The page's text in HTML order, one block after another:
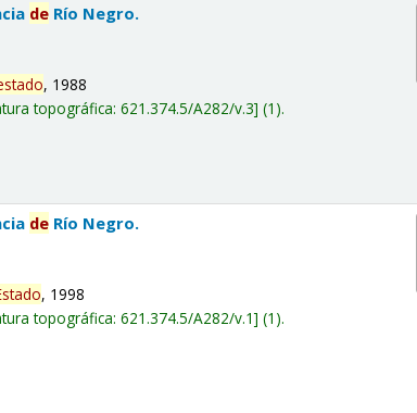
de Río Negro.
, 1988
topográfica:621.374.5/A282/v.3 (1).
de Río Negro.
, 1998
topográfica:621.374.5/A282/v.1 (1).